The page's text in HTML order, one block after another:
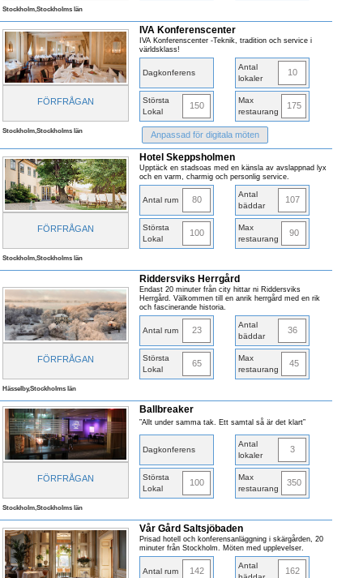
Stockholm,Stockholms län
FÖRFRÅGAN
IVA Konferenscenter
IVA Konferenscenter -Teknik, tradition och service i
världsklass!
Dagkonferens
Antal
lokaler
10
Största
Lokal
150
Max
restaurang
175
Stockholm,Stockholms län Anpassad för digitala möten
FÖRFRÅGAN
Hotel Skeppsholmen
Upptäck en stadsoas med en känsla av avslappnad lyx
och en varm, charmig och personlig service.
Antal rum 80
Antal
bäddar
107
Största
Lokal
100
Max
restaurang
90
Stockholm,Stockholms län
FÖRFRÅGAN
Riddersviks Herrgård
Endast 20 minuter från city hittar ni Riddersviks
Herrgård. Välkommen till en anrik herrgård med en rik
och fascinerande historia.
Antal rum 23
Antal
bäddar
36
Största
Lokal
65
Max
restaurang
45
Hässelby,Stockholms län
FÖRFRÅGAN
Ballbreaker
”Allt under samma tak. Ett samtal så är det klart”
Dagkonferens
Antal
lokaler
3
Största
Lokal
100
Max
restaurang
350
Stockholm,Stockholms län
Vår Gård Saltsjöbaden
Prisad hotell och konferensanläggning i skärgården, 20
minuter från Stockholm. Möten med upplevelser.
Antal rum 142
Antal
162